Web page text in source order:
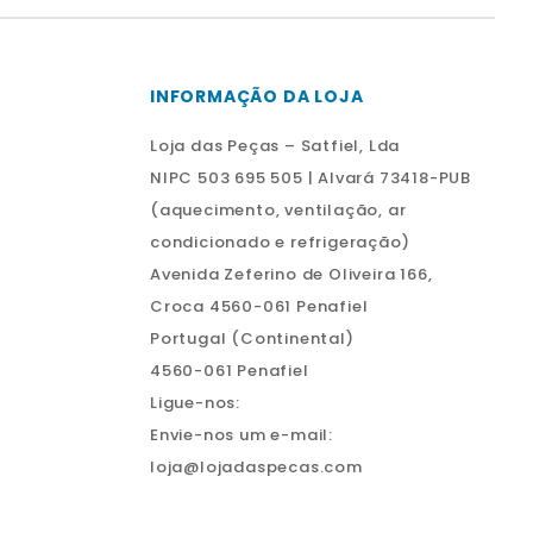
INFORMAÇÃO DA LOJA
Loja das Peças – Satfiel, Lda
NIPC 503 695 505 | Alvará 73418-PUB
(aquecimento, ventilação, ar
condicionado e refrigeração)
Avenida Zeferino de Oliveira 166,
Croca 4560-061 Penafiel
Portugal (Continental)
4560-061 Penafiel
Ligue-nos:
Envie-nos um e-mail:
loja@lojadaspecas.com